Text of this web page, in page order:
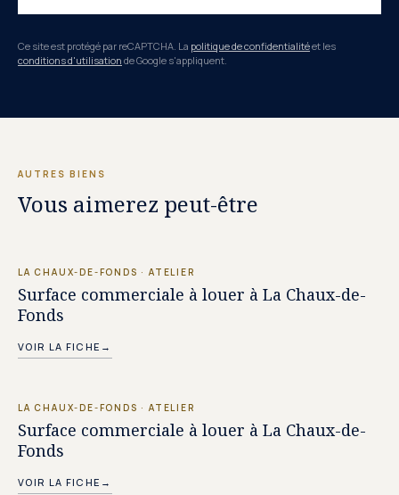
Ce site est protégé par reCAPTCHA. La politique de confidentialitéet les
conditions d'utilisation de Google s'appliquent.
AUTRES BIENS
Vous aimerez peut-être
LA CHAUX-DE-FONDS ·ATELIER
Surface commerciale à louer à La Chaux-de-
Fonds
VOIR LA FICHE →
LA CHAUX-DE-FONDS ·ATELIER
Surface commerciale à louer à La Chaux-de-
Fonds
VOIR LA FICHE →